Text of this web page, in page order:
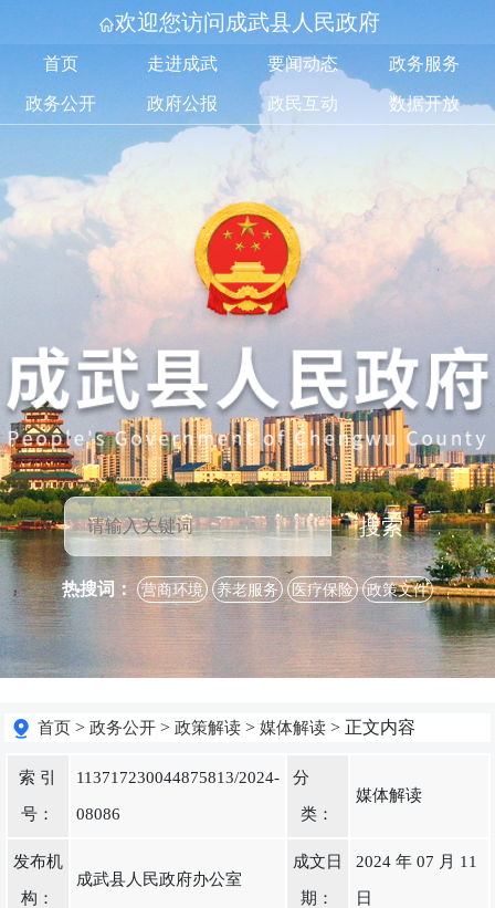
欢迎您访问成武县人民政府
首页 走进成武 要闻动态 政务服务
政务公开 政府公报 政民互动 数据开放
搜索
热搜词： 营商环境 养老服务 医疗保险 政策文件
首页 >政务公开 >政策解读 >媒体解读 > 正文内容
索 引
号：
113717230044875813/2024-
08086
分
类：
媒体解读
发布机
构：
成武县人民政府办公室
成文日
期：
2024 年 07 月 11
日